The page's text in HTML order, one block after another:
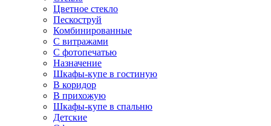
Цветное стекло
Пескоструй
Комбинированные
С витражами
С фотопечатью
Назначение
Шкафы-купе в гостиную
В коридор
В прихожую
Шкафы-купе в спальню
Детские